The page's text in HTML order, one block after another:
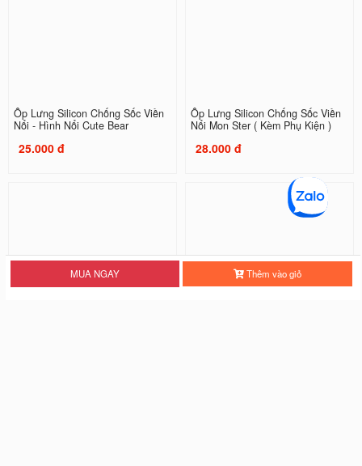
MUA NGAY Thêm vào giỏ
Ốp Lưng Silicon Chống Sốc Viền
Nổi - Hình Nổi Cute Bear
25.000 đ
Ốp Lưng Silicon Chống Sốc Viền
Nổi Mon Ster ( Kèm Phụ Kiện )
28.000 đ